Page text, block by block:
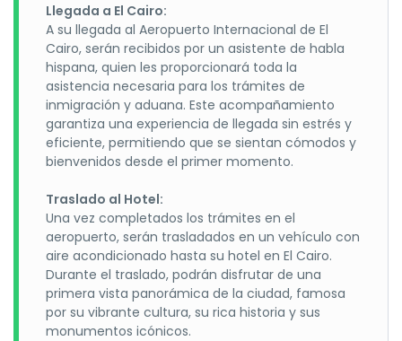
Llegada a El Cairo:
A su llegada al Aeropuerto Internacional de El
Cairo, serán recibidos por un asistente de habla
hispana, quien les proporcionará toda la
asistencia necesaria para los trámites de
inmigración y aduana. Este acompañamiento
garantiza una experiencia de llegada sin estrés y
eficiente, permitiendo que se sientan cómodos y
bienvenidos desde el primer momento.
Traslado al Hotel:
Una vez completados los trámites en el
aeropuerto, serán trasladados en un vehículo con
aire acondicionado hasta su hotel en El Cairo.
Durante el traslado, podrán disfrutar de una
primera vista panorámica de la ciudad, famosa
por su vibrante cultura, su rica historia y sus
monumentos icónicos.